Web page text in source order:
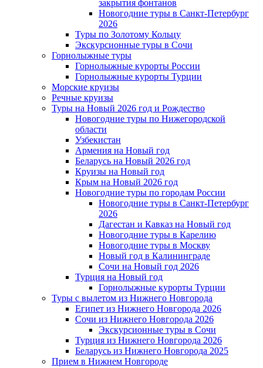
закрытия фонтанов
Новогодние туры в Санкт-Петербург
2026
Туры по Золотому Кольцу
Экскурсионные туры в Сочи
Горнолыжные туры
Горнолыжные курорты России
Горнолыжные курорты Турции
Морские круизы
Речные круизы
Туры на Новый 2026 год и Рождество
Новогодние туры по Нижегородской
области
Узбекистан
Армения на Новый год
Беларусь на Новый 2026 год
Круизы на Новый год
Крым на Новый 2026 год
Новогодние туры по городам России
Новогодние туры в Санкт-Петербург
2026
Дагестан и Кавказ на Новый год
Новогодние туры в Карелию
Новогодние туры в Москву
Новый год в Калининграде
Сочи на Новый год 2026
Турция на Новый год
Горнолыжные курорты Турции
Туры с вылетом из Нижнего Новгорода
Египет из Нижнего Новгорода 2026
Сочи из Нижнего Новгорода 2026
Экскурсионные туры в Сочи
Турция из Нижнего Новгорода 2026
Беларусь из Нижнего Новгорода 2025
Прием в Нижнем Новгороде